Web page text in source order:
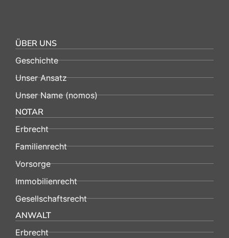
ÜBER UNS
Geschichte
Unser Ansatz
Unser Name (nomos)
NOTAR
Erbrecht
Familienrecht
Vorsorge
Immobilienrecht
Gesellschaftsrecht
ANWALT
Erbrecht